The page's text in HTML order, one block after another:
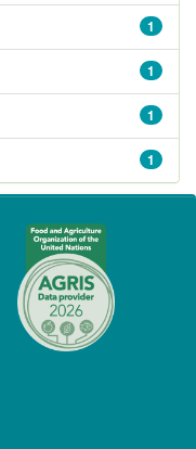
1
1
1
1